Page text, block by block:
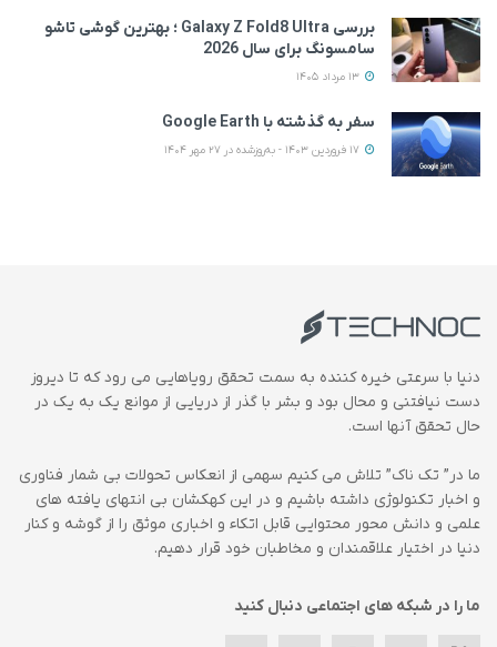
بررسی Galaxy Z Fold8 Ultra ؛ بهترین گوشی تاشو
سامسونگ برای سال 2026
سفر به گذشته با Google Earth
دنیا با سرعتی خیره کننده به سمت تحقق رویاهایی می رود که تا دیروز
دست نیافتنی و محال بود و بشر با گذر از دریایی از موانع یک به یک در
حال تحقق آنها است.
ما در” تک ناک” تلاش می کنیم سهمی از انعکاس تحولات بی شمار فناوری
و اخبار تکنولوژی داشته باشیم و در این کهکشان بی انتهای یافته های
علمی و دانش محور محتوایی قابل اتکاء و اخباری موثق را از گوشه و کنار
دنیا در اختیار علاقمندان و مخاطبان خود قرار دهیم.
ما را در شبکه های اجتماعی دنبال کنید